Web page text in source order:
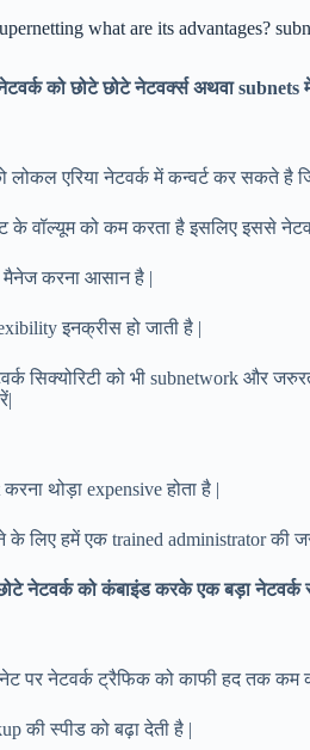
what are its advantages?
को छोटे छोटे नेटवर्क्स अथवा subnets
लोकल एरिया नेटवर्क में कन्वर्ट कर सकते है
के वॉल्यूम को कम करता है इसलिए इससे
मैनेज करना आसान है |
इनक्रीस हो जाती है |
सिक्योरिटी को भी subnetwork और
थोड़ा expensive होता है |
के लिए हमें एक trained administrator की
नेटवर्क को कंबाइंड करके एक बड़ा नेटवर्क
पर नेटवर्क ट्रैफिक को काफी हद तक कम
की स्पीड को बढ़ा देती है |